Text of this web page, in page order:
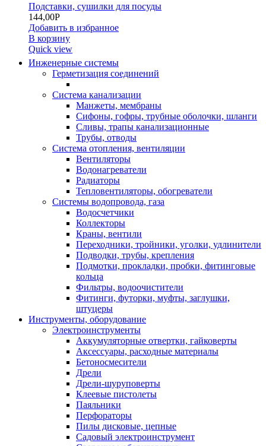
Подставки, сушилки для посуды
144,00Р
Добавить в избранное
В корзину
Quick view
Инженерные системы
Герметизация соединений
Система канализации
Манжеты, мембраны
Сифоны, гофры, трубные оболочки, шланги
Сливы, трапы канализационные
Трубы, отводы
Система отопления, вентиляции
Вентиляторы
Водонагреватели
Радиаторы
Тепловентиляторы, обогреватели
Системы водопровода, газа
Водосчетчики
Коллекторы
Краны, вентили
Переходники, тройники, уголки, удлинители
Подводки, трубы, крепления
Подмотки, прокладки, пробки, фитинговые
кольца
Фильтры, водоочистители
Фитинги, футорки, муфты, заглушки,
штуцеры
Инструменты, оборудование
Электроинструменты
Аккумуляторные отвертки, гайковерты
Аксессуары, расходные материалы
Бетоносмесители
Дрели
Дрели-шуруповерты
Клеевые пистолеты
Паяльники
Перфораторы
Пилы дисковые, цепные
Садовый электроинструмент